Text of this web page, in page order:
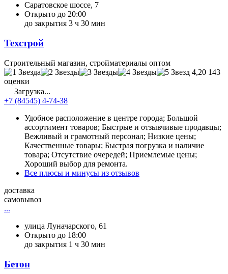
Саратовское шоссе, 7
Открыто до 20:00
до закрытия 3 ч 30 мин
Техстрой
Строительный магазин, стройматериалы оптом
4,20 143
оценки
Загрузка...
+7 (84545) 4-74-38
Удобное расположение в центре города; Большой
ассортимент товаров; Быстрые и отзывчивые продавцы;
Вежливый и грамотный персонал; Низкие цены;
Качественные товары; Быстрая погрузка и наличие
товара; Отсутствие очередей; Приемлемые цены;
Хороший выбор для ремонта.
Все плюсы и минусы из отзывов
доставка
самовывоз
...
улица Луначарского, 61
Открыто до 18:00
до закрытия 1 ч 30 мин
Бетон